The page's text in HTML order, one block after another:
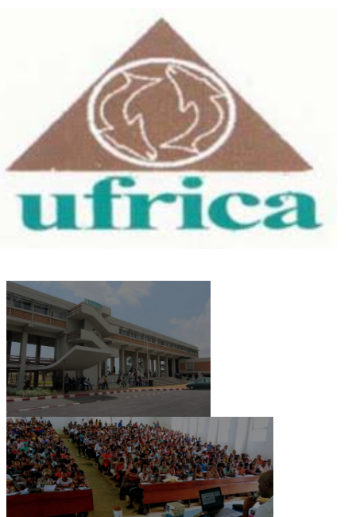
UFRInformation,
Communication et Arts
UFRInformation,
Communication et Arts